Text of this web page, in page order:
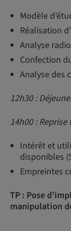
Modèle
Réalisation
Analyse
Confection
Analyse des
12h30 :
14h00 :
Intérêt et
disponibles
Empreintes
TP : Pose
manipulation